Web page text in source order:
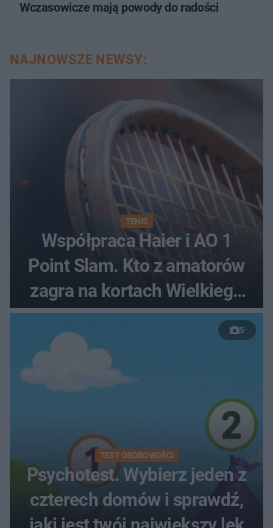
Wczasowicze mają powody do radości
NAJNOWSZE NEWSY:
TENIS
Współpraca Haier i AO 1
Point Slam. Kto z amatorów
zagra na kortach Wielkiego
Szlema?
5
TEST OSOBOWOŚCI
Psychotest. Wybierz jeden z
czterech domów i sprawdź,